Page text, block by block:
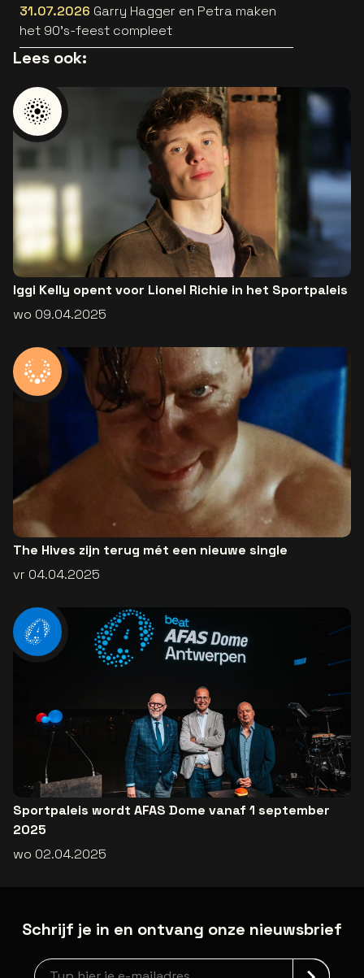
31.07.2026 Garry Hagger en Petra maken
het 90’s-feest compleet
Lees ook:
Iggi Kelly opent voor Lionel Richie in het Sportpaleis
wo 09.04.2025
The Hives zijn terug mét een nieuwe single
vr 04.04.2025
Sportpaleis wordt AFAS Dome vanaf 1 september
2025
wo 02.04.2025
Schrijf je in en ontvang onze nieuwsbrief
Nieuwsbrief aanmelding